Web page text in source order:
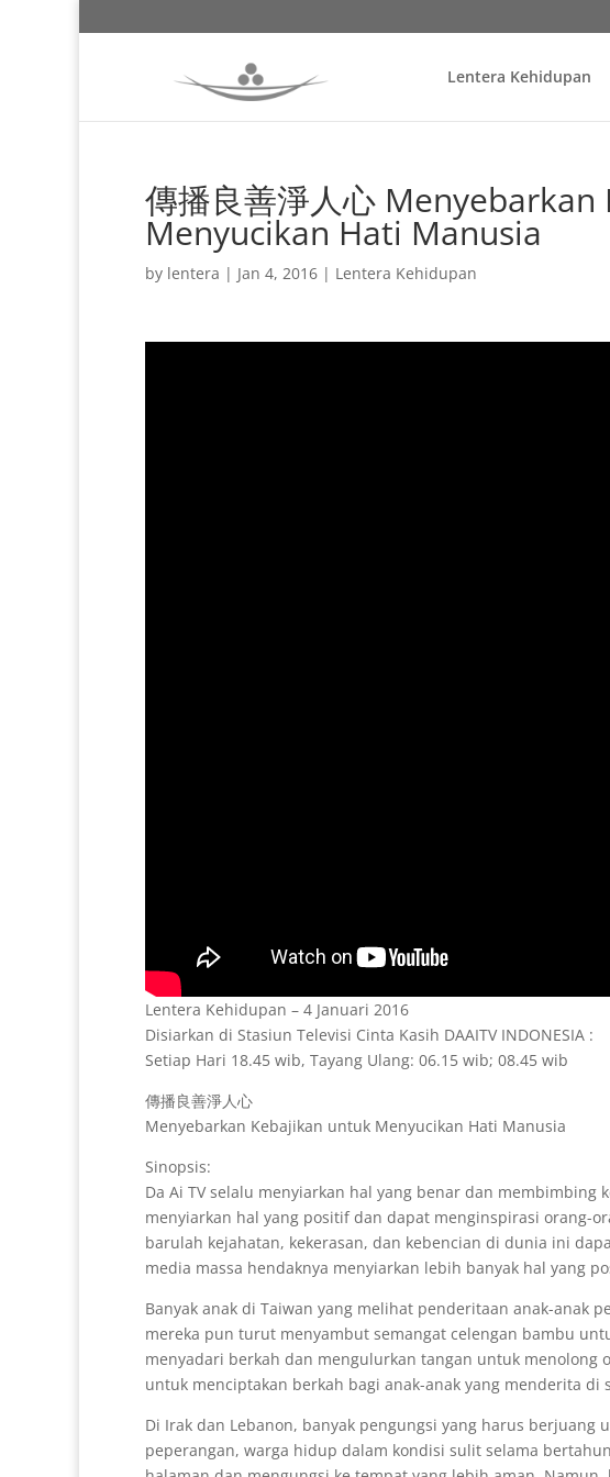
Lentera Kehidupan
傳播良善淨人心
Menyucikan Hati Manusia
by lentera | Jan 4, 2016 | Lentera Kehidupan
Lentera Kehidupan – 4 Januari 2016
Disiarkan di Stasiun Televisi Cinta Kasih DAAITV INDONESIA :
Setiap Hari 18.45 wib, Tayang Ulang: 06.15 wib; 08.45 wib
傳播良善淨人心
Menyebarkan Kebajikan untuk Menyucikan Hati Manusia
Sinopsis:
Da Ai TV selalu menyiarkan hal yang benar dan membimbing
menyiarkan hal yang positif dan dapat menginspirasi orang-
barulah kejahatan, kekerasan, dan kebencian di dunia ini
media massa hendaknya menyiarkan lebih banyak hal yang
Banyak anak di Taiwan yang melihat penderitaan anak-anak
mereka pun turut menyambut semangat celengan bambu
menyadari berkah dan mengulurkan tangan untuk menolong
untuk menciptakan berkah bagi anak-anak yang menderita di
Di Irak dan Lebanon, banyak pengungsi yang harus
peperangan, warga hidup dalam kondisi sulit selama